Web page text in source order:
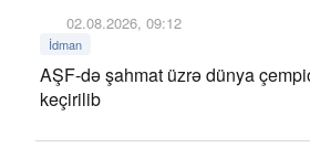
02.08.2026, 09:12
İdman
AŞF-də şahmat üzrə dünya
keçirilib